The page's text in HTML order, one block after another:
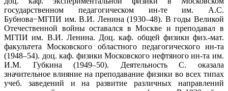
государственном педагогическом ин-те им. А.С.
Бубнова−МГПИ им. В.И. Ленина (1930–48). В годы Великой
Отечественной войны оставался в Москве и преподавал в
МГПИ им. В.И. Ленина. Доц. каф. общей физики физ.-мат.
факультета Московского областного педагогического ин-та
(1948–54). доц. каф. физики Московского нефтяного ин-та им.
И.М. Губкина (1949–50). Деятельность С. оказала
значительное влияние на преподавание физики во всех типах
учеб. заведений и на развитие различных направлений